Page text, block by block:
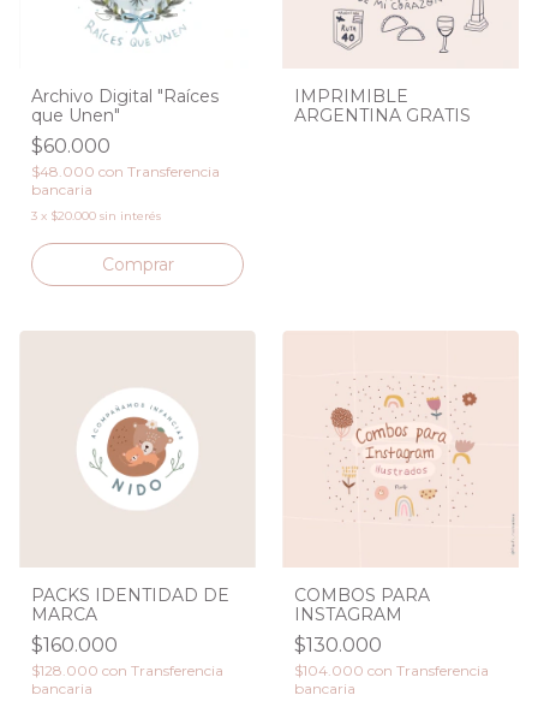
Archivo Digital "Raíces
que Unen"
$60.000
$48.000 con Transferencia
bancaria
3 x $20.000 sin interés
IMPRIMIBLE
ARGENTINA GRATIS
PACKS IDENTIDAD DE
MARCA
$160.000
$128.000 con Transferencia
bancaria
COMBOS PARA
INSTAGRAM
$130.000
$104.000 con Transferencia
bancaria